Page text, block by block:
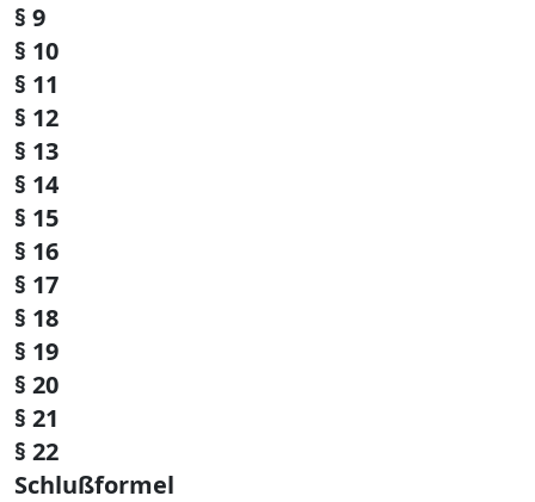
§ 9
§ 10
§ 11
§ 12
§ 13
§ 14
§ 15
§ 16
§ 17
§ 18
§ 19
§ 20
§ 21
§ 22
Schlußformel